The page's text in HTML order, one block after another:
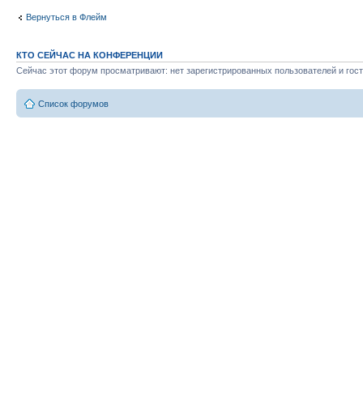
Вернуться в Флейм
КТО СЕЙЧАС НА КОНФЕРЕНЦИИ
Сейчас этот форум просматривают: нет зарегистрированных пользователей и
Список форумов